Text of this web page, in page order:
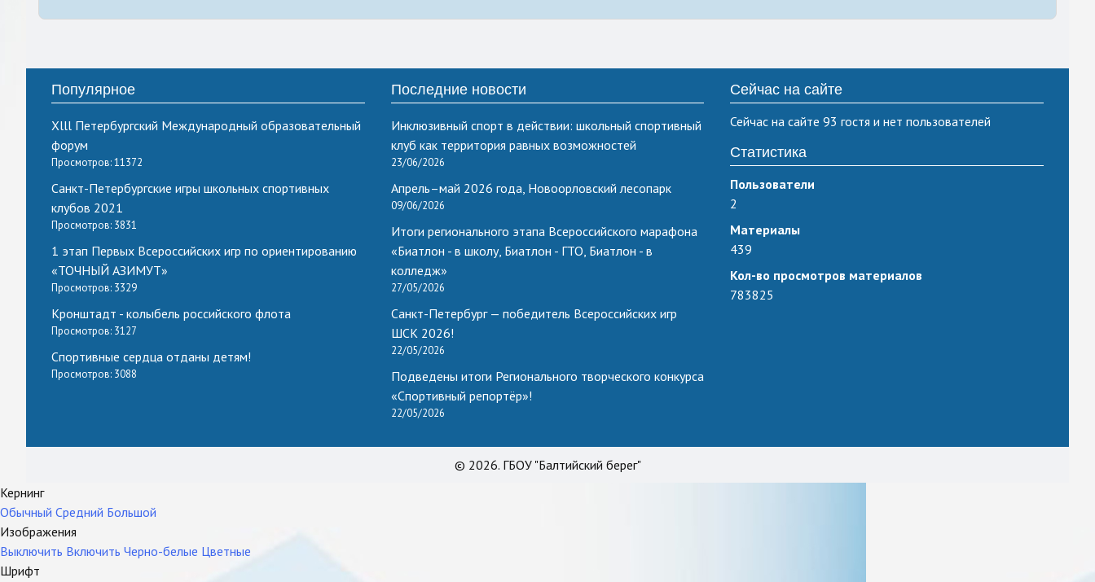
Популярное
Xlll Петербургский Международный образовательный
форум
Просмотров: 11372
Санкт-Петербургские игры школьных спортивных
клубов 2021
Просмотров: 3831
1 этап Первых Всероссийских игр по ориентированию
«ТОЧНЫЙ АЗИМУТ»
Просмотров: 3329
Кронштадт - колыбель российского флота
Просмотров: 3127
Спортивные сердца отданы детям!
Просмотров: 3088
Последние новости
Инклюзивный спорт в действии: школьный спортивный
клуб как территория равных возможностей
23/06/2026
Апрель–май 2026 года, Новоорловский лесопарк
09/06/2026
Итоги регионального этапа Всероссийского марафона
«Биатлон - в школу, Биатлон - ГТО, Биатлон - в
колледж»
27/05/2026
Санкт-Петербург — победитель Всероссийских игр
ШСК 2026!
22/05/2026
Подведены итоги Регионального творческого конкурса
«Спортивный репортёр»!
22/05/2026
Сейчас на сайте
Сейчас на сайте 93 гостя и нет пользователей
Статистика
Пользователи
2
Материалы
439
Кол-во просмотров материалов
783825
© 2026. ГБОУ "Балтийский берег"
Кернинг
Обычный Средний Большой
Изображения
Выключить Включить Черно-белые Цветные
Шрифт